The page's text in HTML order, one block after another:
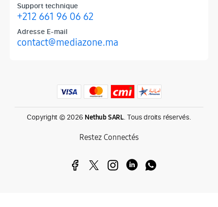
Support technique
+212 661 96 06 62
Adresse E-mail
contact@mediazone.ma
Produits phares chez Mediazone
Retrouvez chez Mediazone les références incontournables :
Copyright © 2026 Nethub SARL. Tous droits réservés.
Restez Connectés